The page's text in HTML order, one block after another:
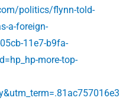
politics/flynn-told-
a-foreign-
11e7-b9fa-
more-top-